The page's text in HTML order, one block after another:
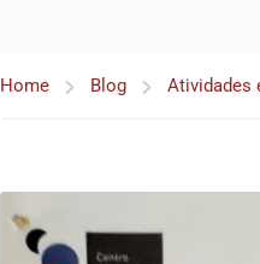
Home Blog Atividades